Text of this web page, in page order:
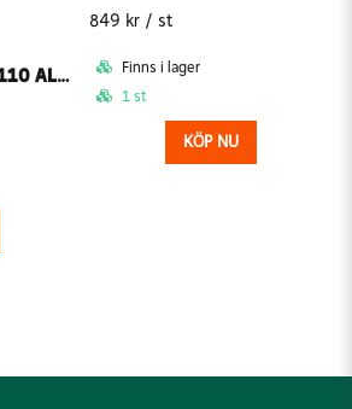
FICKLAMPA LED BL110 ALUM MINI VATTENTÄT IP6
849 kr / st
Finns i lager
1 st
KÖP NU